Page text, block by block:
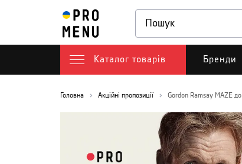
Каталог товарів Бренди
Головна Акційні пропозиції Gordon Ramsay MAZE